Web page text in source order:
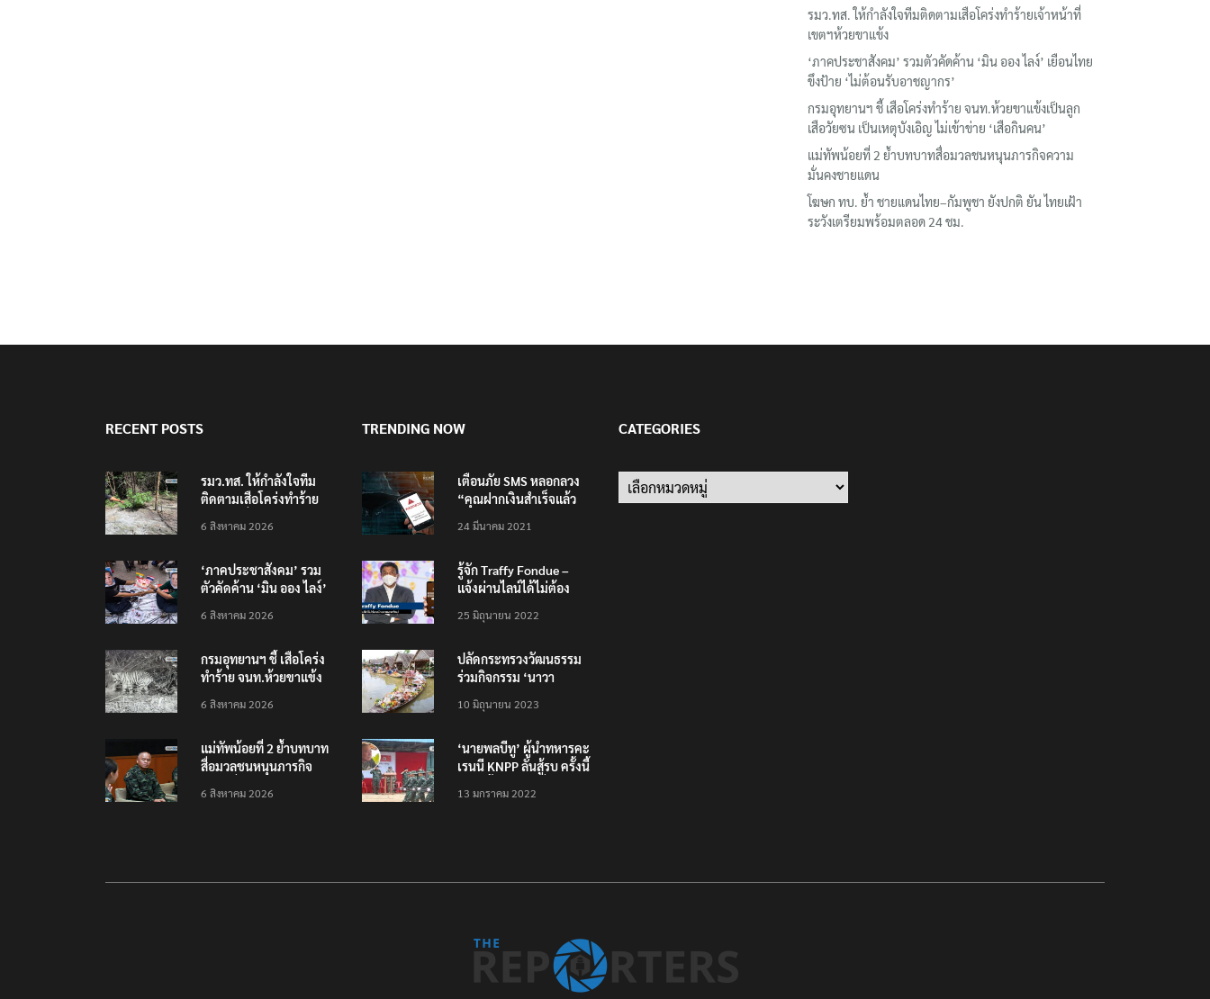
รมว.ทส. ให้กำลังใจทีมติดตามเสือโคร่งทำร้ายเจ้าหน้าที่
เขตฯห้วยขาแข้ง
‘ภาคประชาสังคม’ รวมตัวคัดค้าน ‘มิน ออง ไลง์’ เยือนไทย
ขึงป้าย ‘ไม่ต้อนรับอาชญากร’
กรมอุทยานฯ ชี้ เสือโคร่งทำร้าย จนท.ห้วยขาแข้งเป็นลูก
เสือวัยซน เป็นเหตุบังเอิญ ไม่เข้าข่าย ‘เสือกินคน’
แม่ทัพน้อยที่ 2 ย้ำบทบาทสื่อมวลชนหนุนภารกิจความ
มั่นคงชายแดน
โฆษก ทบ. ย้ำ ชายแดนไทย–กัมพูชา ยังปกติ ยัน ไทยเฝ้า
ระวังเตรียมพร้อมตลอด 24 ชม.
RECENT POSTS
รมว.ทส. ให้กำลังใจทีม
ติดตามเสือโคร่งทำร้าย
6 สิงหาคม 2026
‘ภาคประชาสังคม’ รวม
ตัวคัดค้าน ‘มิน ออง ไลง์’
ต้อนรับอาชญากร’
6 สิงหาคม 2026
กรมอุทยานฯ ชี้ เสือโคร่ง
ทำร้าย จนท.ห้วยขาแข้ง
บังเอิญ ไม่เข้าข่าย ‘เสือ
6 สิงหาคม 2026
แม่ทัพน้อยที่ 2 ย้ำบทบาท
สื่อมวลชนหนุนภารกิจ
6 สิงหาคม 2026
TRENDING NOW
เตือนภัย SMS หลอกลวง
“คุณฝากเงินสำเร็จแล้ว
200,000 บาท”
24 มีนาคม 2021
รู้จัก Traffy Fondue –
แจ้งผ่านไลน์ได้ไม่ต้อง
ทั่วไทย ไม่ใช่แค่ในกรุง
25 มิถุนายน 2022
ปลัดกระทรวงวัฒนธรรม
ร่วมกิจกรรม ‘นาวา
ตักบาตรทางน้ำ
10 มิถุนายน 2023
‘นายพลบีทู’ ผู้นำทหารคะ
เรนนี KNPP ลั่นสู้รบ ครั้งนี้
ประชาชนต้องชนะ
13 มกราคม 2022
CATEGORIES
Categories